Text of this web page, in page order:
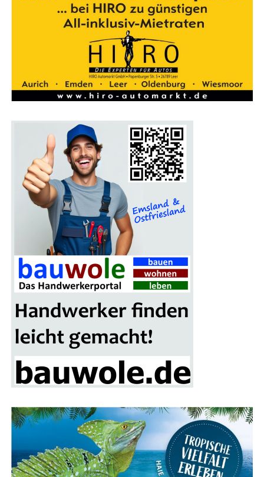
Wir sind Bikelea­sing-Part­ner­händ­ler:
Dein Weg zum Traum-Dienstrad
Güns­tig lea­sen. Bes­ser ankom­men.Mit dem Bikelea­
ches und gesund­heits­för­dern­des Fort­be­we­gungs­mit­tel,
son­dern auch einen finan­zi­el­len Vor­teil. Seit 2015
unter­stützt der Bikelea­sing-Ser­vice Arbeit­neh­mer,
Selbst­stän­di­ge und Frei­be­ruf­ler dabei, ihr Traum­rad zu
attrak­ti­ven Kon­di­tio­nen zu lea­sen. Mit über­durch­
schnitt­li­chem Ser­vice, umfas­sen­der Absi­che­rung und
einer star­ken Part­ner­schaft mit dem Fahr­rad­fach­han­del
setzt der Ser­vice Maßstäbe.
Dei­ne Vor­tei­le beim Bikeleasing-Service
Bis zu 40% spa­ren:Durch Gehalts­um­wand­lung und
Steu­er­vor­tei­le kannst Du bei der Anschaf­fung Dei­
nes Dienst­rads im Ver­gleich zum Direkt­kauf
ordent­lich sparen.
Pri­va­te Nut­zung erlaubt:Dein Dienst­rad darf
nicht nur den Arbeits­weg, son­dern auch Frei­zeit-
und Urlaubs­fahr­ten meistern.
Fahr­rad nach Wahl:Ob E‑Bike, Las­ten­rad oder
Dienst­rad wird.
Ein­fach online:Behal­te alle Pro­zes­se rund um
Dein Dienst­rad jeder­zeit bequem online im Blick
über das Bikeleasing-Portal.